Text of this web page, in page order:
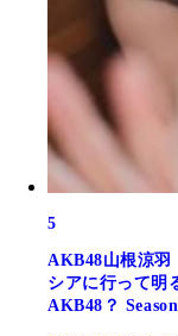
5
AKB48山根涼羽
シアに行って明
AKB48？